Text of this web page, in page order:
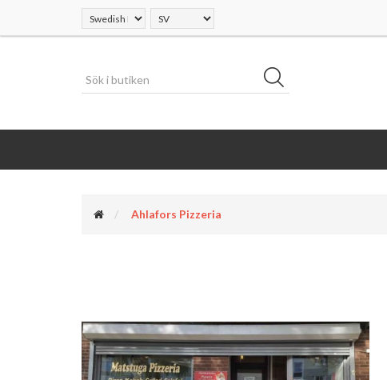
Ahlafors Pizzeria